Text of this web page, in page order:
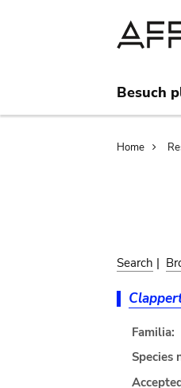
Besuch
Home
Search |
Familia:
Species